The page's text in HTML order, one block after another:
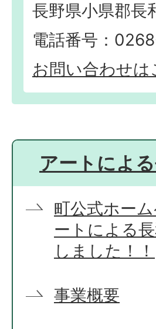
長野県小県郡長
電話番号：
お問い合わせは
アートによ
町公式ホー
ートによる
しました！！
事業概要